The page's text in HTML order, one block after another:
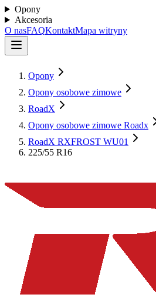
Opony
Akcesoria
O nasFAQKontaktMapa witryny
Opony
Opony osobowe zimowe
RoadX
Opony osobowe zimowe Roadx
RoadX RXFROST WU01
225/55 R16